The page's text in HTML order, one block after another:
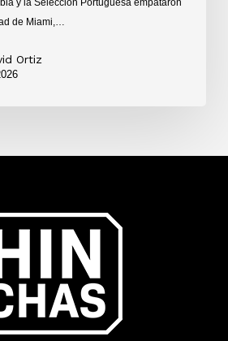
y la Selección Portuguesa empataron
de Miami,…
Ortiz